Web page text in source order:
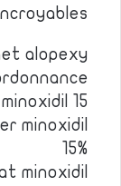
alopexy
15
minoxidil
15%
minoxidil